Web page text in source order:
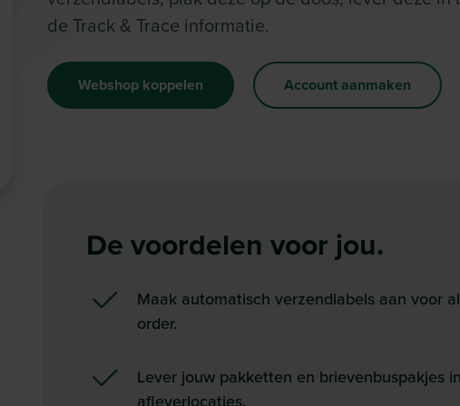
de Track & Trace informatie.
Webshop koppelen Account aanmaken
De voordelen voor jou.
Maak automatisch verzendlabels aan voor
order.
Lever jouw pakketten en brievenbuspakjes
afleverlocaties.